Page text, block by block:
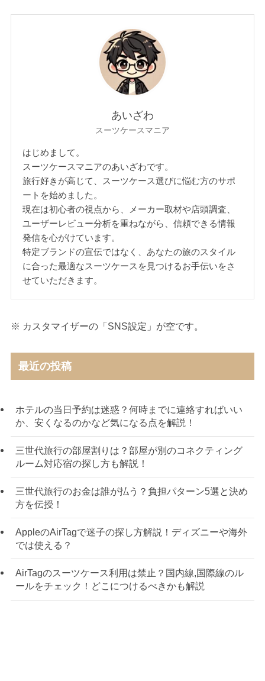
あいざわ
スーツケースマニア
はじめまして。
スーツケースマニアのあいざわです。
旅行好きが高じて、スーツケース選びに悩む方のサポ
ートを始めました。
現在は初心者の視点から、メーカー取材や店頭調査、
ユーザーレビュー分析を重ねながら、信頼できる情報
発信を心がけています。
特定ブランドの宣伝ではなく、あなたの旅のスタイル
に合った最適なスーツケースを見つけるお手伝いをさ
せていただきます。
※ カスタマイザーの「SNS設定」が空です。
最近の投稿
ホテルの当日予約は迷惑？何時までに連絡すればいい
か、安くなるのかなど気になる点を解説！
三世代旅行の部屋割りは？部屋が別のコネクティング
ルーム対応宿の探し方も解説！
三世代旅行のお金は誰が払う？負担パターン5選と決め
方を伝授！
AppleのAirTagで迷子の探し方解説！ディズニーや海外
では使える？
AirTagのスーツケース利用は禁止？国内線,国際線のル
ールをチェック！どこにつけるべきかも解説